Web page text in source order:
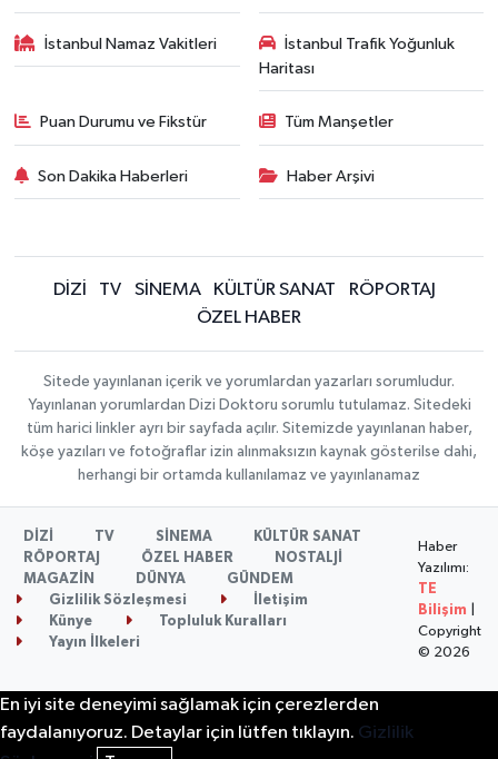
İstanbul Namaz Vakitleri
İstanbul Trafik Yoğunluk
Haritası
Puan Durumu ve Fikstür Tüm Manşetler
Son Dakika Haberleri Haber Arşivi
DİZİ TV SİNEMA KÜLTÜR SANAT
RÖPORTAJ
ÖZEL HABER
Sitede yayınlanan içerik ve yorumlardan yazarları sorumludur.
Yayınlanan yorumlardan Dizi Doktoru sorumlu tutulamaz. Sitedeki
tüm harici linkler ayrı bir sayfada açılır. Sitemizde yayınlanan haber,
köşe yazıları ve fotoğraflar izin alınmaksızın kaynak gösterilse dahi,
herhangi bir ortamda kullanılamaz ve yayınlanamaz
DİZİ TV SİNEMA
KÜLTÜR SANAT
RÖPORTAJ
ÖZEL HABER
NOSTALJİ
MAGAZİN
DÜNYA
GÜNDEM
Gizlilik Sözleşmesi
İletişim
Künye
Topluluk Kuralları
Yayın İlkeleri
Haber
Yazılımı:
TE
Bilişim
Copyright
© 2026
En iyi site deneyimi sağlamak için çerezlerden
faydalanıyoruz. Detaylar için lütfen tıklayın. Gizlilik